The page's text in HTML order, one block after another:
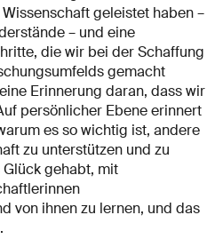
geleistet haben –
– und eine
die wir bei der Schaffung
gemacht
Erinnerung daran, dass wir
persönlicher Ebene erinnert
es so wichtig ist, andere
zu unterstützen und zu
gehabt, mit
von ihnen zu lernen, und das